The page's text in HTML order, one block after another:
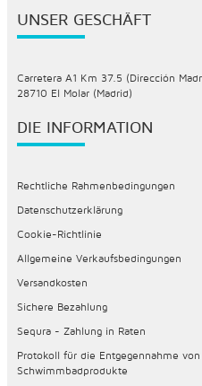
UNSER GESCHÄFT
Carretera A1 Km 37.5 (Dirección
28710 El Molar (Madrid)
DIE INFORMATION
Rechtliche Rahmenbedingungen
Datenschutzerklärung
Cookie-Richtlinie
Allgemeine Verkaufsbedingungen
Versandkosten
Sichere Bezahlung
Sequra - Zahlung in Raten
Protokoll für die Entgegennahme
Schwimmbadprodukte